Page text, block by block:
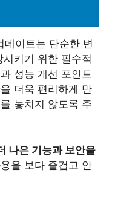
데이트는 단순한 변
키기 위한 필수적
성능 개선 포인트
더욱 편리하게 만
놓치지 않도록 주
나은 기능과 보안을
을 보다 즐겁고 안